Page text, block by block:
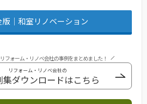
版｜和室リノベーション
フォーム・リノベ会社の事例をまとめました！
リフォーム・リノベ会社の
集ダウンロードはこちら